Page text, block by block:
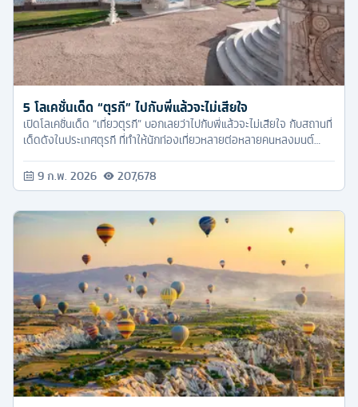
5 โลเคชั่นเด็ด “ตุรกี” ไปกับพี่แล้วจะไม่เสียใจ
เปิดโลเคชั่นเด็ด “เที่ยวตุรกี” บอกเลยว่าไปกับพี่แล้วจะไม่เสียใจ กับสถานที่
เด็ดดังในประเทศตุรกี ที่ทำให้นักท่องเที่ยวหลายต่อหลายคนหลงมนต์
9 ก.พ. 2026 207,678